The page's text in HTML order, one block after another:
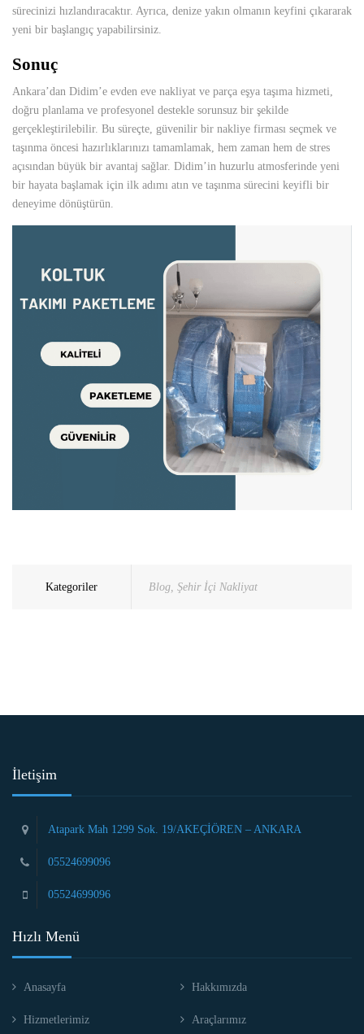
sürecinizi hızlandıracaktır. Ayrıca, denize yakın olmanın keyfini çıkararak
yeni bir başlangıç yapabilirsiniz.
Sonuç
Ankara’dan Didim’e evden eve nakliyat ve parça eşya taşıma hizmeti,
doğru planlama ve profesyonel destekle sorunsuz bir şekilde
gerçekleştirilebilir. Bu süreçte, güvenilir bir nakliye firması seçmek ve
taşınma öncesi hazırlıklarınızı tamamlamak, hem zaman hem de stres
açısından büyük bir avantaj sağlar. Didim’in huzurlu atmosferinde yeni
bir hayata başlamak için ilk adımı atın ve taşınma sürecini keyifli bir
deneyime dönüştürün.
Kategoriler Blog Şehir İçi Nakliyat
İletişim
Atapark Mah 1299 Sok. 19/AKEÇİÖREN – ANKARA
05524699096
05524699096
Hızlı Menü
Anasayfa Hakkımızda
Hizmetlerimiz Araçlarımız